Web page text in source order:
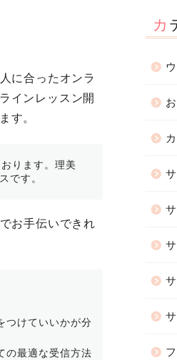
に合ったオンラ
インレッスン開
す。
ります。理美
です。
お手伝いできれ
つけていいかが分
の最適な受信方法